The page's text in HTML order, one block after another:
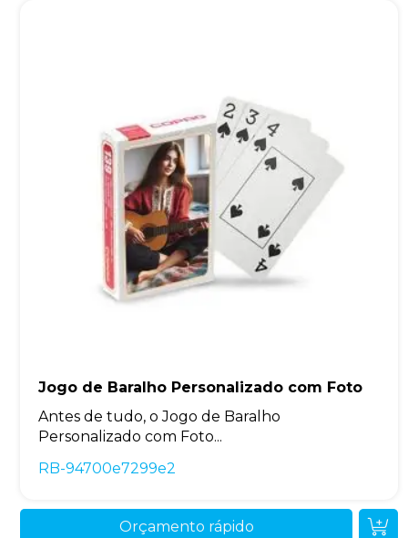
Jogo de Baralho Personalizado com Foto
Antes de tudo, o Jogo de Baralho
Personalizado com Foto...
RB-94700e7299e2
Orçamento rápido